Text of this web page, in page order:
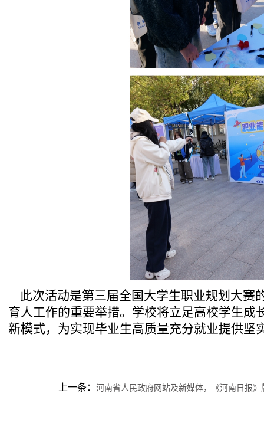
此次活动是第三届全国大学生职业规划大赛
育人工作的重要举措。学校将立足高校学生
新模式，为实现毕业生高质量充分就业提供坚
上一条： 河南省人民政府网站及新媒体，《河南日报